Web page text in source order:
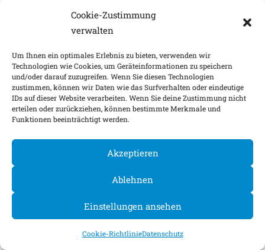
Cookie-Zustimmung
verwalten
Um Ihnen ein optimales Erlebnis zu bieten, verwenden wir
Technologien wie Cookies, um Geräteinformationen zu speichern
und/oder darauf zuzugreifen. Wenn Sie diesen Technologien
zustimmen, können wir Daten wie das Surfverhalten oder eindeutige
IDs auf dieser Website verarbeiten. Wenn Sie deine Zustimmung nicht
erteilen oder zurückziehen, können bestimmte Merkmale und
Funktionen beeinträchtigt werden.
Akzeptieren
Ablehnen
Einstellungen ansehen
Cookie-RichtlinieDatenschutz